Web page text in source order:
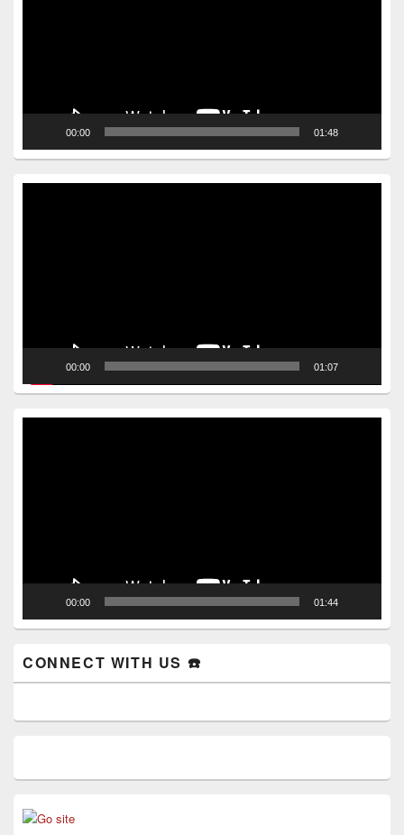
00:00 01:48
00:00 01:07
00:00 01:44
CONNECT WITH US ☎️